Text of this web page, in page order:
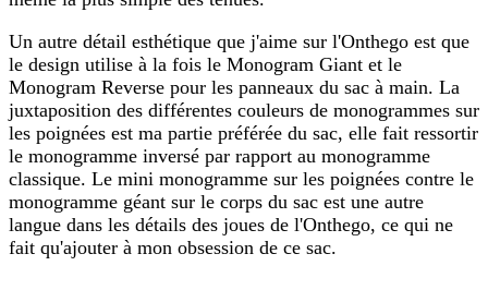
Un autre détail esthétique que j'aime sur l'Onthego est que
le design utilise à la fois le Monogram Giant et le
Monogram Reverse pour les panneaux du sac à main. La
juxtaposition des différentes couleurs de monogrammes sur
les poignées est ma partie préférée du sac, elle fait ressortir
le monogramme inversé par rapport au monogramme
classique. Le mini monogramme sur les poignées contre le
monogramme géant sur le corps du sac est une autre
langue dans les détails des joues de l'Onthego, ce qui ne
fait qu'ajouter à mon obsession de ce sac.